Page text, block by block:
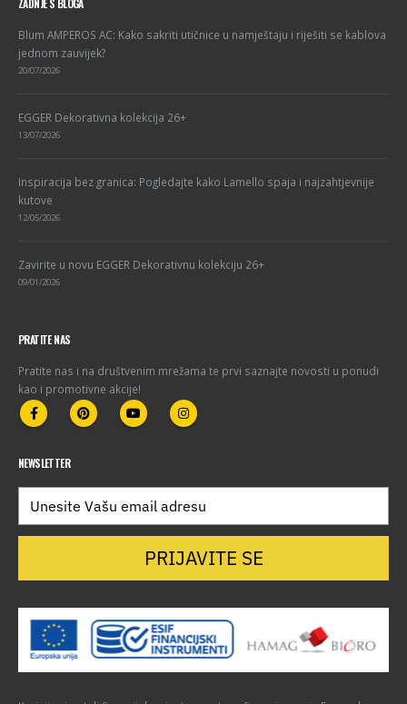
Blum AMPEROS AC: Kako sakriti utičnice u namještaju i riješiti se kablova
jednom zauvijek?
20/07/2026
EGGER Dekorativna kolekcija 26+
13/07/2026
Inspiracija bez granica: Pogledajte kako Lamello spaja i najzahtjevnije
kutove
12/05/2026
Zavirite u novu EGGER Dekorativnu kolekciju 26+
09/01/2026
PRATITE NAS
Pratite nas i na društvenim mrežama te prvi saznajte novosti u ponudi
kao i promotivne akcije!
NEWSLETTER
PRIJAVITE SE